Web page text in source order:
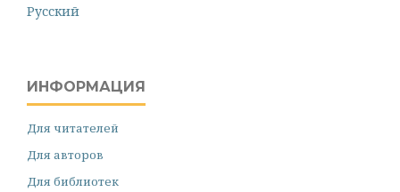
Русский
ИНФОРМАЦИЯ
Для читателей
Для авторов
Для библиотек